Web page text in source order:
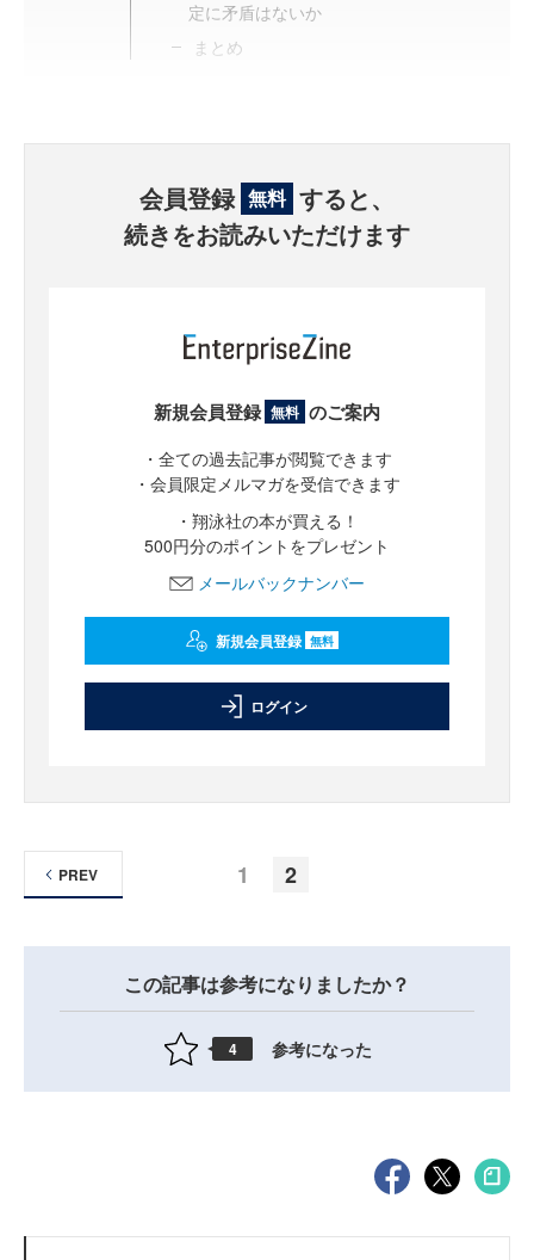
定に矛盾はないか
まとめ
会員登録 無料 すると、
続きをお読みいただけます
新規会員登録 無料 のご案内
・全ての過去記事が閲覧できます
・会員限定メルマガを受信できます
・翔泳社の本が買える！
500円分のポイントをプレゼント
メールバックナンバー
新規会員登録 無料
ログイン
1 2
PREV
この記事は参考になりましたか？
4 参考になった